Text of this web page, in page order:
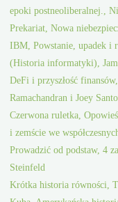
epoki postneoliberalnej.,
Prekariat, Nowa
IBM, Powstanie, upadek i
(Historia informatyki),
DeFi i przyszłość
Ramachandran i Joey
Czerwona ruletka,
i zemście we
Prowadzić od podstaw, 4
Steinfeld
Krótka historia równości,